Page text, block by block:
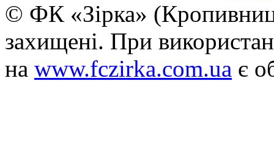
© ФК «Зірка»
захищені. При
на www.fczirka.com.ua є